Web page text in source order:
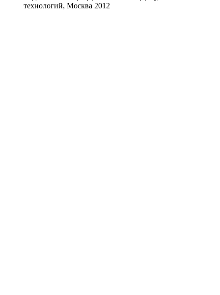
технологий, Москва 2012